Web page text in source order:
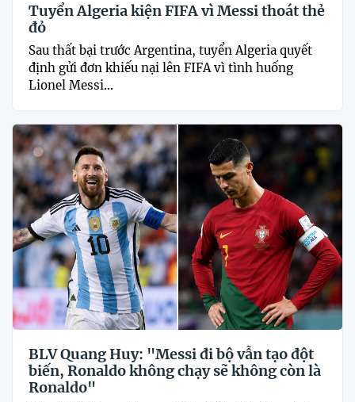
Tuyển Algeria kiện FIFA vì Messi thoát thẻ
đỏ
Sau thất bại trước Argentina, tuyển Algeria quyết
định gửi đơn khiếu nại lên FIFA vì tình huống
Lionel Messi...
BLV Quang Huy: "Messi đi bộ vẫn tạo đột
biến, Ronaldo không chạy sẽ không còn là
Ronaldo"